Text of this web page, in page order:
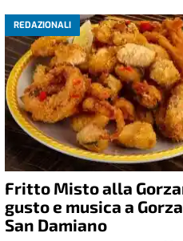
REDAZIONALI
Fritto Misto alla
gusto e musica a
San Damiano